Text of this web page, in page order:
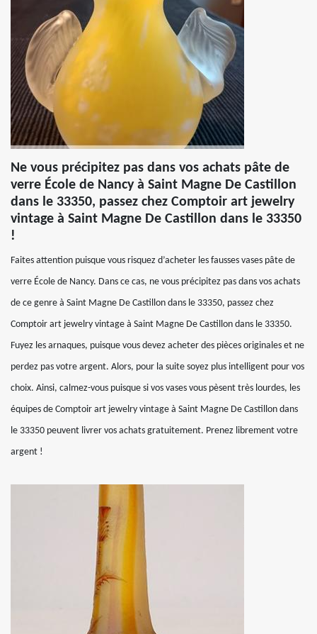
Ne vous précipitez pas dans vos achats pâte de
verre École de Nancy à Saint Magne De Castillon
dans le 33350, passez chez Comptoir art jewelry
vintage à Saint Magne De Castillon dans le 33350
!
Faites attention puisque vous risquez d’acheter les fausses vases pâte de
verre École de Nancy. Dans ce cas, ne vous précipitez pas dans vos achats
de ce genre à Saint Magne De Castillon dans le 33350, passez chez
Comptoir art jewelry vintage à Saint Magne De Castillon dans le 33350.
Fuyez les arnaques, puisque vous devez acheter des pièces originales et ne
perdez pas votre argent. Alors, pour la suite soyez plus intelligent pour vos
choix. Ainsi, calmez-vous puisque si vos vases vous pèsent très lourdes, les
équipes de Comptoir art jewelry vintage à Saint Magne De Castillon dans
le 33350 peuvent livrer vos achats gratuitement. Prenez librement votre
argent !